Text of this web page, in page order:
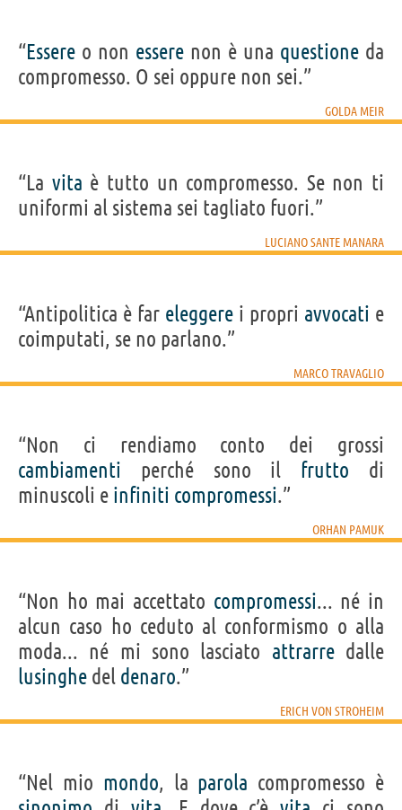
“Essere o non essere non è una questione da
compromesso. O sei oppure non sei.”
GOLDA MEIR
“La vita è tutto un compromesso. Se non ti
uniformi al sistema sei tagliato fuori.”
LUCIANO SANTE MANARA
“Antipolitica è far eleggere i propri avvocati e
coimputati, se no parlano.”
MARCO TRAVAGLIO
“Non ci rendiamo conto dei grossi
cambiamenti perché sono il frutto di
minuscoli e infiniti compromessi.”
ORHAN PAMUK
“Non ho mai accettato compromessi... né in
alcun caso ho ceduto al conformismo o alla
moda... né mi sono lasciato attrarredalle
lusinghe del denaro.”
ERICH VON STROHEIM
“Nel mio mondo, la parola compromesso è